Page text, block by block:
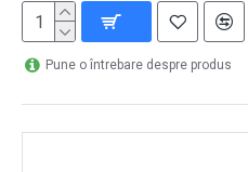
Pune o întrebare despre produs